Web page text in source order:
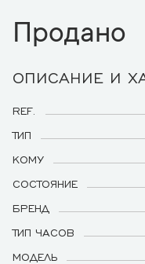
Продано
ОПИСАНИЕ И
REF.
ТИП
КОМУ
СОСТОЯНИЕ
БРЕНД
ТИП ЧАСОВ
МОДЕЛЬ